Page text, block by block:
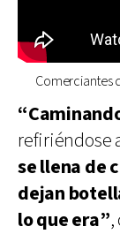
Comerciantes
refiriéndose
se llena de
dejan
lo que era”